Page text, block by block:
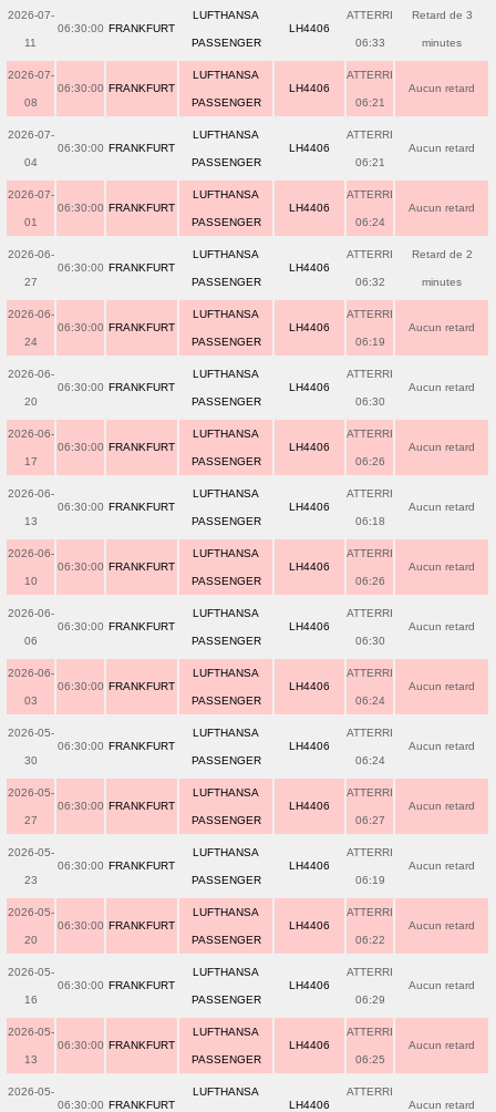
2026-07-
11
06:30:00 FRANKFURT
LUFTHANSA
PASSENGER
LH4406
ATTERRI
06:33
Retard de 3
minutes
2026-07-
08
06:30:00 FRANKFURT
LUFTHANSA
PASSENGER
LH4406
ATTERRI
06:21
Aucun retard
2026-07-
04
06:30:00 FRANKFURT
LUFTHANSA
PASSENGER
LH4406
ATTERRI
06:21
Aucun retard
2026-07-
01
06:30:00 FRANKFURT
LUFTHANSA
PASSENGER
LH4406
ATTERRI
06:24
Aucun retard
2026-06-
27
06:30:00 FRANKFURT
LUFTHANSA
PASSENGER
LH4406
ATTERRI
06:32
Retard de 2
minutes
2026-06-
24
06:30:00 FRANKFURT
LUFTHANSA
PASSENGER
LH4406
ATTERRI
06:19
Aucun retard
2026-06-
20
06:30:00 FRANKFURT
LUFTHANSA
PASSENGER
LH4406
ATTERRI
06:30
Aucun retard
2026-06-
17
06:30:00 FRANKFURT
LUFTHANSA
PASSENGER
LH4406
ATTERRI
06:26
Aucun retard
2026-06-
13
06:30:00 FRANKFURT
LUFTHANSA
PASSENGER
LH4406
ATTERRI
06:18
Aucun retard
2026-06-
10
06:30:00 FRANKFURT
LUFTHANSA
PASSENGER
LH4406
ATTERRI
06:26
Aucun retard
2026-06-
06
06:30:00 FRANKFURT
LUFTHANSA
PASSENGER
LH4406
ATTERRI
06:30
Aucun retard
2026-06-
03
06:30:00 FRANKFURT
LUFTHANSA
PASSENGER
LH4406
ATTERRI
06:24
Aucun retard
2026-05-
30
06:30:00 FRANKFURT
LUFTHANSA
PASSENGER
LH4406
ATTERRI
06:24
Aucun retard
2026-05-
27
06:30:00 FRANKFURT
LUFTHANSA
PASSENGER
LH4406
ATTERRI
06:27
Aucun retard
2026-05-
23
06:30:00 FRANKFURT
LUFTHANSA
PASSENGER
LH4406
ATTERRI
06:19
Aucun retard
2026-05-
20
06:30:00 FRANKFURT
LUFTHANSA
PASSENGER
LH4406
ATTERRI
06:22
Aucun retard
2026-05-
16
06:30:00 FRANKFURT
LUFTHANSA
PASSENGER
LH4406
ATTERRI
06:29
Aucun retard
2026-05-
13
06:30:00 FRANKFURT
LUFTHANSA
PASSENGER
LH4406
ATTERRI
06:25
Aucun retard
2026-05-
06:30:00 FRANKFURT
LUFTHANSA
LH4406
ATTERRI
Aucun retard